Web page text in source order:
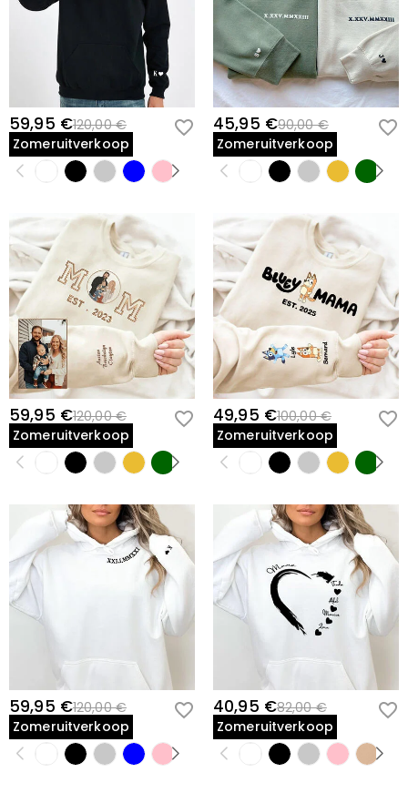
59,95 €120,00 €
Zomeruitverkoop
45,95 €90,00 €
Zomeruitverkoop
59,95 €120,00 €
Zomeruitverkoop
49,95 €100,00 €
Zomeruitverkoop
59,95 €120,00 €
Zomeruitverkoop
40,95 €82,00 €
Zomeruitverkoop